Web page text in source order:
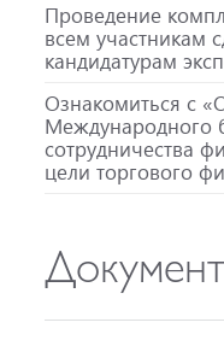
Проведение
всем участникам
кандидатурам
Ознакомиться с
Международного
сотрудничества
цели торгового